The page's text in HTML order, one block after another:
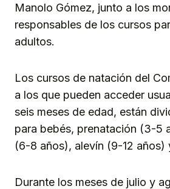
Manolo Gómez, junto a los
responsables de los cursos
adultos.
Los cursos de natación del
a los que pueden acceder
seis meses de edad, están
para bebés, prenatación (3-5
(6-8 años), alevín (9-12 años)
Durante los meses de julio y